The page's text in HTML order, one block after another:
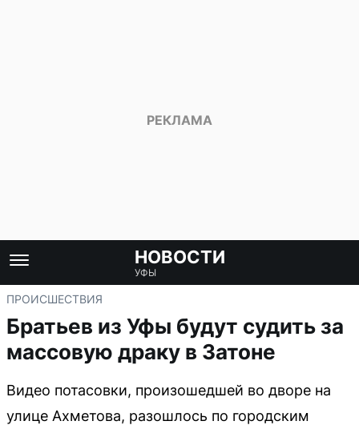
НОВОСТИ
УФЫ
ПРОИСШЕСТВИЯ
Братьев из Уфы будут судить за
массовую драку в Затоне
Видео потасовки, произошедшей во дворе на
улице Ахметова, разошлось по городским